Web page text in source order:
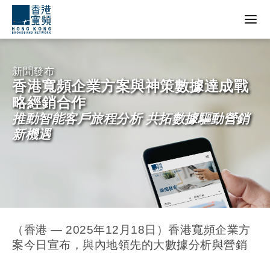
新聞發布
香港寬頻企業方案與神策數據達成戰
略經銷合作
推動智能客戶旅程分析 共拓數據驅動營銷
新機遇
（香港 — 2025年12月18日）香港寬頻企業方
案今日宣布，與內地領先的大數據分析與營銷